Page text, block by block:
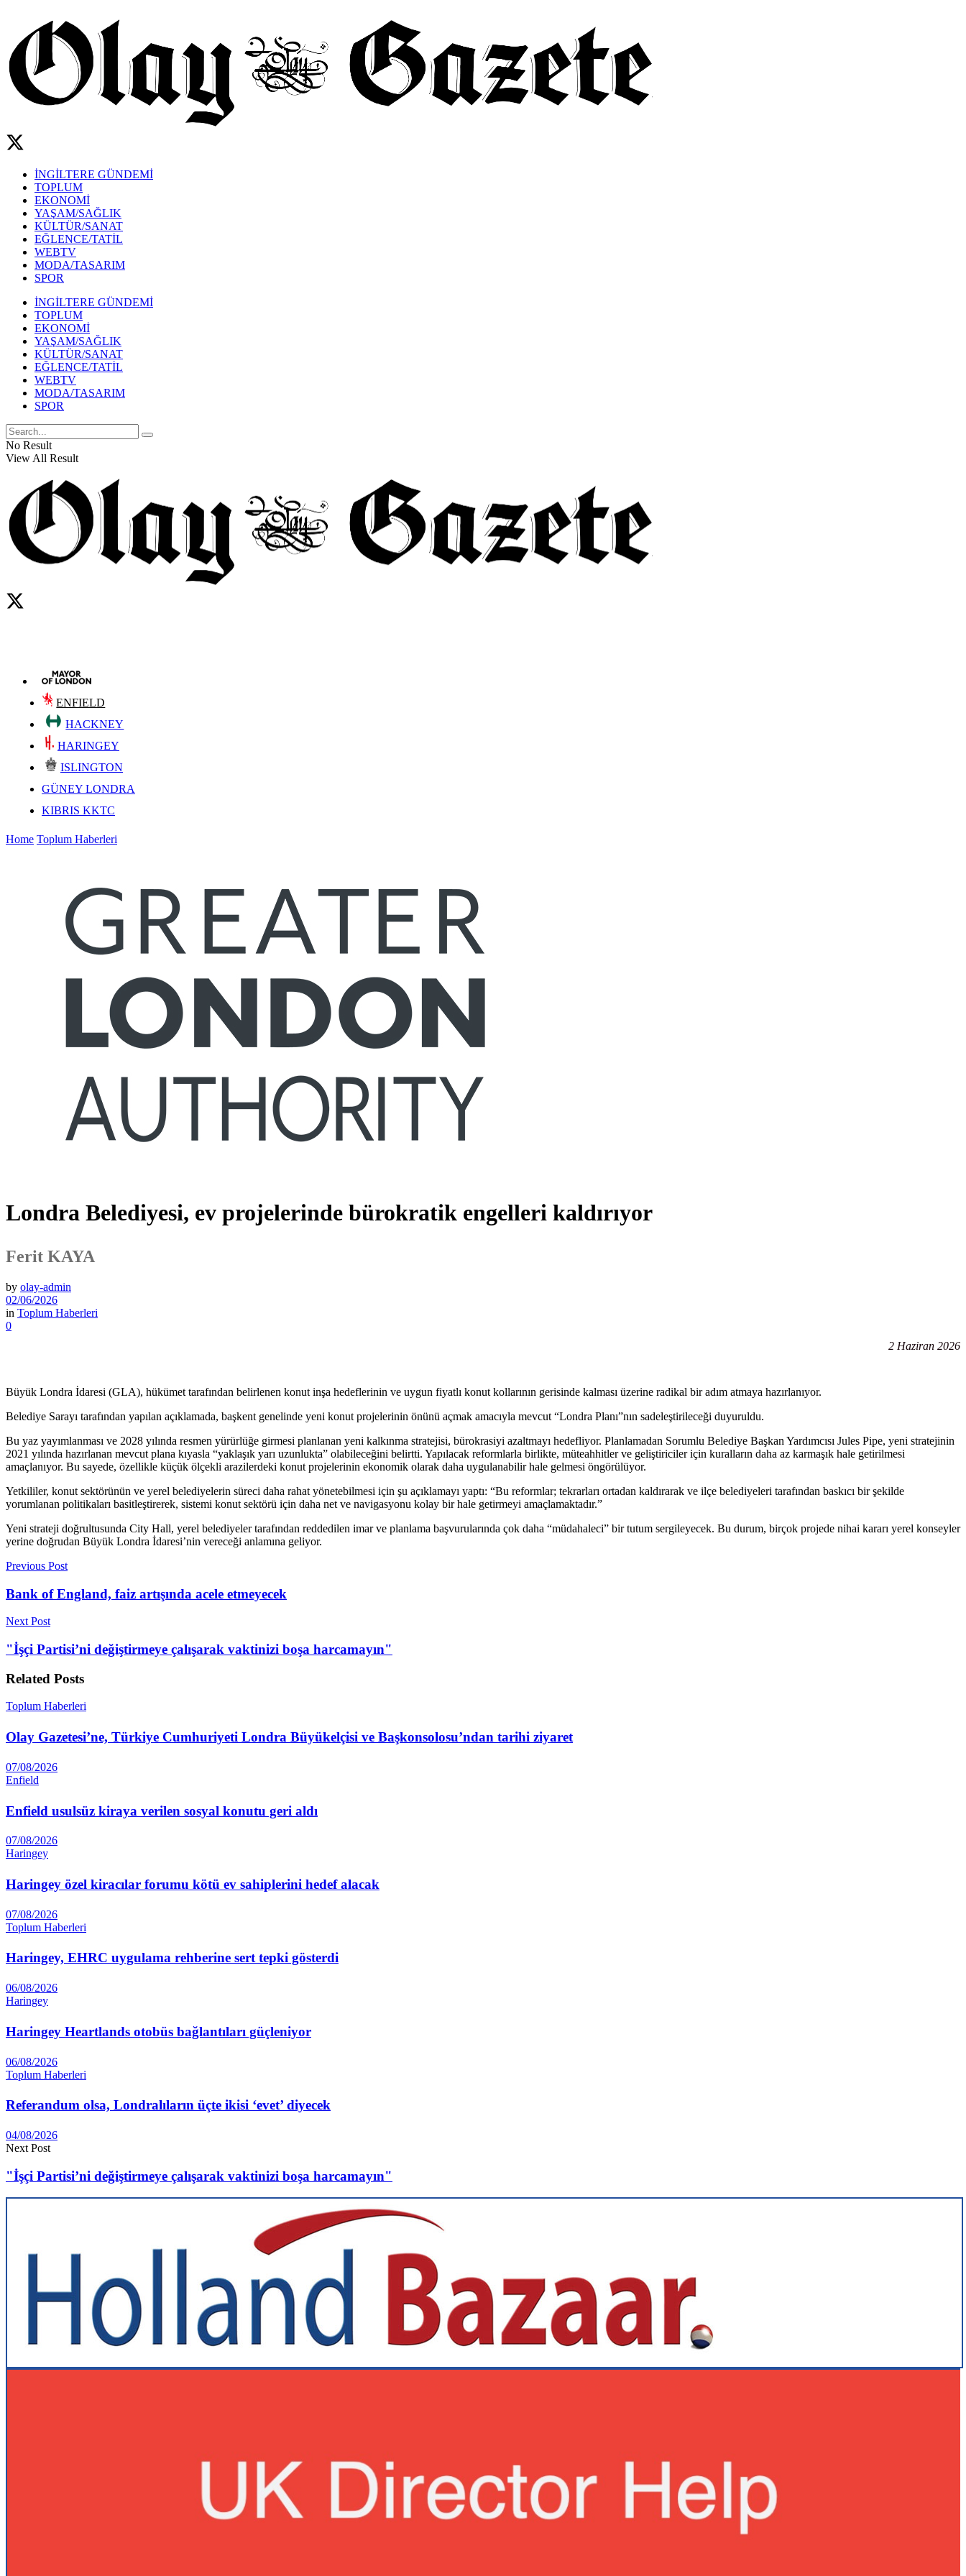
İNGİLTERE GÜNDEMİ
TOPLUM
EKONOMİ
YAŞAM/SAĞLIK
KÜLTÜR/SANAT
EĞLENCE/TATİL
WEBTV
MODA/TASARIM
SPOR
İNGİLTERE GÜNDEMİ
TOPLUM
EKONOMİ
YAŞAM/SAĞLIK
KÜLTÜR/SANAT
EĞLENCE/TATİL
WEBTV
MODA/TASARIM
SPOR
No Result
View All Result
ENFIELD
HACKNEY
HARINGEY
ISLINGTON
GÜNEY LONDRA
KIBRIS KKTC
Home Toplum Haberleri
Londra Belediyesi, ev projelerinde bürokratik engelleri kaldırıyor
Ferit KAYA
by olay-admin
02/06/2026
in Toplum Haberleri
0
2 Haziran 2026
Büyük Londra İdaresi (GLA), hükümet tarafından belirlenen konut inşa hedeflerinin ve uygun fiyatlı konut kollarının gerisinde kalması üzerine radikal bir adım atmaya hazırlanıyor.
Belediye Sarayı tarafından yapılan açıklamada, başkent genelinde yeni konut projelerinin önünü açmak amacıyla mevcut “Londra Planı”nın sadeleştirileceği duyuruldu.
Bu yaz yayımlanması ve 2028 yılında resmen yürürlüğe girmesi planlanan yeni kalkınma stratejisi, bürokrasiyi azaltmayı hedefliyor. Planlamadan Sorumlu Belediye Başkan Yardımcısı Jules Pipe, yeni stratejinin
2021 yılında hazırlanan mevcut plana kıyasla “yaklaşık yarı uzunlukta” olabileceğini belirtti. Yapılacak reformlarla birlikte, müteahhitler ve geliştiriciler için kuralların daha az karmaşık hale getirilmesi
amaçlanıyor. Bu sayede, özellikle küçük ölçekli arazilerdeki konut projelerinin ekonomik olarak daha uygulanabilir hale gelmesi öngörülüyor.
Yetkililer, konut sektörünün ve yerel belediyelerin süreci daha rahat yönetebilmesi için şu açıklamayı yaptı: “Bu reformlar; tekrarları ortadan kaldırarak ve ilçe belediyeleri tarafından baskıcı bir şekilde
yorumlanan politikaları basitleştirerek, sistemi konut sektörü için daha net ve navigasyonu kolay bir hale getirmeyi amaçlamaktadır.”
Yeni strateji doğrultusunda City Hall, yerel belediyeler tarafından reddedilen imar ve planlama başvurularında çok daha “müdahaleci” bir tutum sergileyecek. Bu durum, birçok projede nihai kararı yerel konseyler
yerine doğrudan Büyük Londra İdaresi’nin vereceği anlamına geliyor.
Previous Post
Bank of England, faiz artışında acele etmeyecek
Next Post
"İşçi Partisi’ni değiştirmeye çalışarak vaktinizi boşa harcamayın"
Related Posts
Toplum Haberleri
Olay Gazetesi’ne, Türkiye Cumhuriyeti Londra Büyükelçisi ve Başkonsolosu’ndan tarihi ziyaret
07/08/2026
Enfield
Enfield usulsüz kiraya verilen sosyal konutu geri aldı
07/08/2026
Haringey
Haringey özel kiracılar forumu kötü ev sahiplerini hedef alacak
07/08/2026
Toplum Haberleri
Haringey, EHRC uygulama rehberine sert tepki gösterdi
06/08/2026
Haringey
Haringey Heartlands otobüs bağlantıları güçleniyor
06/08/2026
Toplum Haberleri
Referandum olsa, Londralıların üçte ikisi ‘evet’ diyecek
04/08/2026
Next Post
"İşçi Partisi’ni değiştirmeye çalışarak vaktinizi boşa harcamayın"